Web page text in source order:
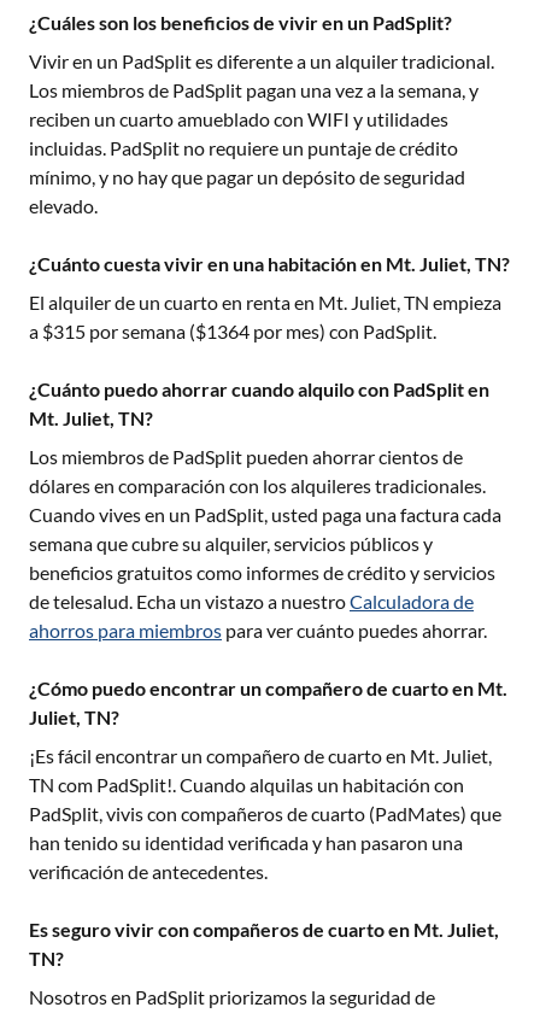
¿Cuáles son los beneficios de vivir en un PadSplit?
Vivir en un PadSplit es diferente a un alquiler tradicional.
Los miembros de PadSplit pagan una vez a la semana, y
reciben un cuarto amueblado con WIFI y utilidades
incluidas. PadSplit no requiere un puntaje de crédito
mínimo, y no hay que pagar un depósito de seguridad
elevado.
¿Cuánto cuesta vivir en una habitación en Mt. Juliet, TN?
El alquiler de un cuarto en renta en Mt. Juliet, TN empieza
a $315 por semana ($1364 por mes) con PadSplit.
¿Cuánto puedo ahorrar cuando alquilo con PadSplit en
Mt. Juliet, TN?
Los miembros de PadSplit pueden ahorrar cientos de
dólares en comparación con los alquileres tradicionales.
Cuando vives en un PadSplit, usted paga una factura cada
semana que cubre su alquiler, servicios públicos y
beneficios gratuitos como informes de crédito y servicios
de telesalud. Echa un vistazo a nuestroCalculadora de
ahorros para miembros para ver cuánto puedes ahorrar.
¿Cómo puedo encontrar un compañero de cuarto en Mt.
Juliet, TN?
¡Es fácil encontrar un compañero de cuarto en Mt. Juliet,
TN com PadSplit!. Cuando alquilas un habitación con
PadSplit, vivis con compañeros de cuarto (PadMates) que
han tenido su identidad verificada y han pasaron una
verificación de antecedentes.
Es seguro vivir con compañeros de cuarto en Mt. Juliet,
TN?
Nosotros en PadSplit priorizamos la seguridad de